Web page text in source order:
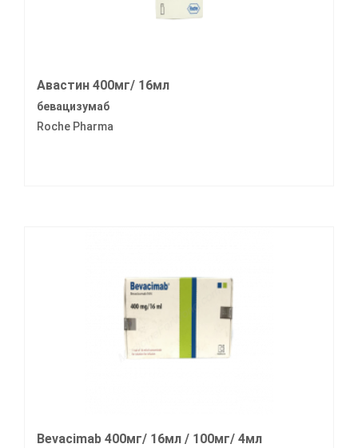
Авастин 400мг/ 16мл
бевацизумаб
Roche Pharma
Bevacimab 400мг/ 16мл / 100мг/ 4мл